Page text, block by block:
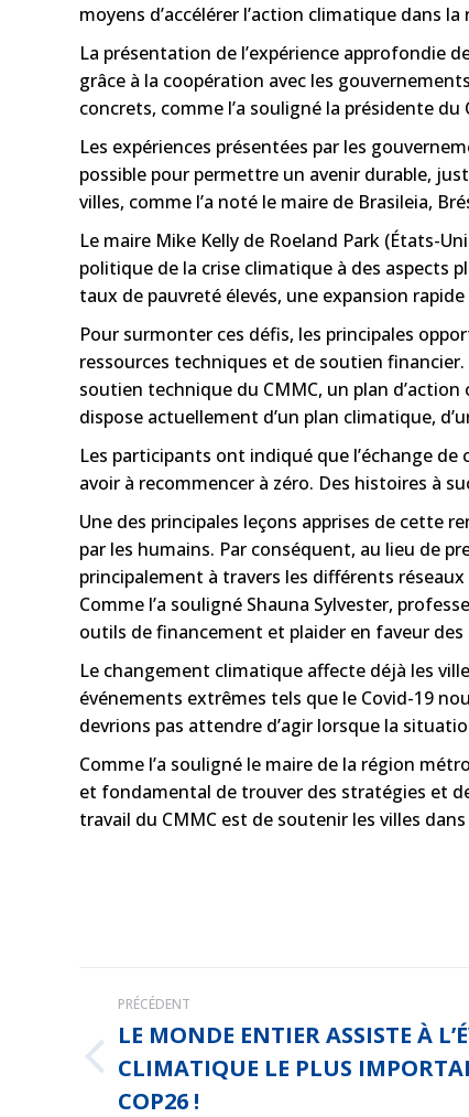
moyens d’accélérer l’action climatique dans la
La présentation de l’expérience approfondie
grâce à la coopération avec les
concrets, comme l’a souligné la présidente
Les expériences présentées par les
possible pour permettre un avenir durable,
villes, comme l’a noté le maire de Brasileia,
Le maire Mike Kelly de Roeland Park (États-
politique de la crise climatique à des aspects
taux de pauvreté élevés, une expansion
Pour surmonter ces défis, les principales
ressources techniques et de soutien
soutien technique du CMMC, un plan
dispose actuellement d’un plan climatique,
Les participants ont indiqué que l’échange
avoir à recommencer à zéro. Des histoires à
Une des principales leçons apprises de
par les humains. Par conséquent, au lieu de
principalement à travers les différents
Comme l’a souligné Shauna Sylvester,
outils de financement et plaider en faveur des
Le changement climatique affecte déjà les
événements extrêmes tels que le Covid-19
devrions pas attendre d’agir lorsque la
Comme l’a souligné le maire de la région
et fondamental de trouver des stratégies et
travail du CMMC est de soutenir les villes
NAVIGATION
ARTICLE
PRÉCÉDENT
Article
précédent
LE MONDE ENTIER ASSISTE À
CLIMATIQUE LE PLUS
COP26 !